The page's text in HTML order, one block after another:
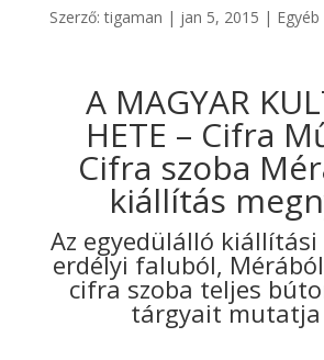
Szerző:tigaman | jan 5, 2015 | Egyéb
A MAGYAR
HETE – Cifra
Cifra szoba
kiállítás
Az egyedülálló kiállítási
erdélyi faluból,
cifra szoba teljes
tárgyait mutatja